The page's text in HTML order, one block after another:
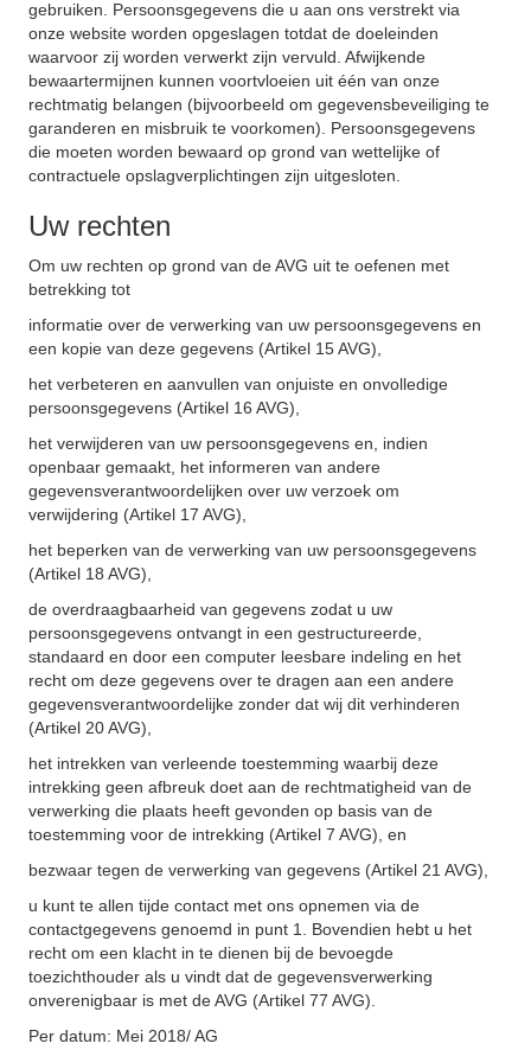
gebruiken. Persoonsgegevens die u aan ons verstrekt via
onze website worden opgeslagen totdat de doeleinden
waarvoor zij worden verwerkt zijn vervuld. Afwijkende
bewaartermijnen kunnen voortvloeien uit één van onze
rechtmatig belangen (bijvoorbeeld om gegevensbeveiliging te
garanderen en misbruik te voorkomen). Persoonsgegevens
die moeten worden bewaard op grond van wettelijke of
contractuele opslagverplichtingen zijn uitgesloten.
Uw rechten
Om uw rechten op grond van de AVG uit te oefenen met
betrekking tot
informatie over de verwerking van uw persoonsgegevens en
een kopie van deze gegevens (Artikel 15 AVG),
het verbeteren en aanvullen van onjuiste en onvolledige
persoonsgegevens (Artikel 16 AVG),
het verwijderen van uw persoonsgegevens en, indien
openbaar gemaakt, het informeren van andere
gegevensverantwoordelijken over uw verzoek om
verwijdering (Artikel 17 AVG),
het beperken van de verwerking van uw persoonsgegevens
(Artikel 18 AVG),
de overdraagbaarheid van gegevens zodat u uw
persoonsgegevens ontvangt in een gestructureerde,
standaard en door een computer leesbare indeling en het
recht om deze gegevens over te dragen aan een andere
gegevensverantwoordelijke zonder dat wij dit verhinderen
(Artikel 20 AVG),
het intrekken van verleende toestemming waarbij deze
intrekking geen afbreuk doet aan de rechtmatigheid van de
verwerking die plaats heeft gevonden op basis van de
toestemming voor de intrekking (Artikel 7 AVG), en
bezwaar tegen de verwerking van gegevens (Artikel 21 AVG),
u kunt te allen tijde contact met ons opnemen via de
contactgegevens genoemd in punt 1. Bovendien hebt u het
recht om een klacht in te dienen bij de bevoegde
toezichthouder als u vindt dat de gegevensverwerking
onverenigbaar is met de AVG (Artikel 77 AVG).
Per datum: Mei 2018/ AG